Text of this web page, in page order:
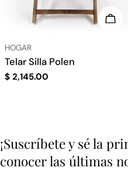
TIPO:
HOGAR
Telar Silla Polen
Precio
$ 2,145.00
¡Suscríbete y sé la
conocer las últimas